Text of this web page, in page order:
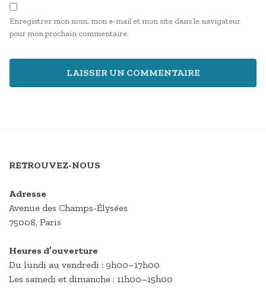
Enregistrer mon nom, mon e-mail et mon site dans le navigateur
pour mon prochain commentaire.
RETROUVEZ-NOUS
Adresse
Avenue des Champs-Élysées
75008, Paris
Heures d’ouverture
Du lundi au vendredi : 9h00–17h00
Les samedi et dimanche : 11h00–15h00